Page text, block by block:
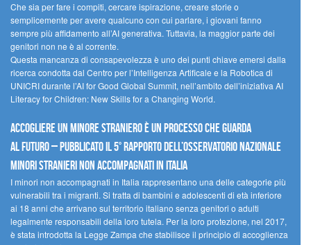
Che sia per fare i compiti, cercare ispirazione, creare storie o
semplicemente per avere qualcuno con cui parlare, i giovani fanno
sempre più affidamento all’AI generativa. Tuttavia, la maggior parte dei
genitori non ne è al corrente.
Questa mancanza di consapevolezza è uno dei punti chiave emersi dalla
ricerca condotta dal Centro per l’Intelligenza Artificale e la Robotica di
UNICRI durante l’AI for Good Global Summit, nell’ambito dell’iniziativa AI
Literacy for Children: New Skills for a Changing World.
Accogliere un minore straniero è un processo che guarda
al futuro – Pubblicato il 5° rapporto dell’Osservatorio Nazionale
Minori Stranieri Non Accompagnati in Italia
I minori non accompagnati in Italia rappresentano una delle categorie più
vulnerabili tra i migranti. Si tratta di bambini e adolescenti di età inferiore
ai 18 anni che arrivano sul territorio italiano senza genitori o adulti
legalmente responsabili della loro tutela. Per la loro protezione, nel 2017,
è stata introdotta la Legge Zampa che stabilisce il principio di accoglienza